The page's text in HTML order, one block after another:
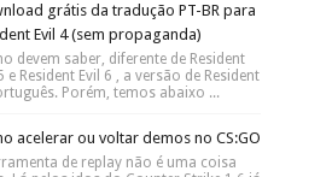
grátis da tradução PT-BR para
Evil 4 (sem propaganda)
devem saber, diferente de Resident
e Resident Evil 6 , a versão de Resident
Porém, temos abaixo ...
acelerar ou voltar demos no CS:GO
de replay não é uma coisa